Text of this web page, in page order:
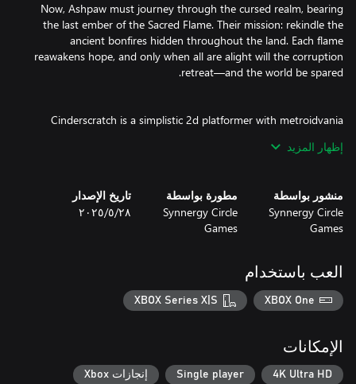
Now, Ashpaw must journey through the cursed realm, bearing
the last ember of the Sacred Flame. Their mission: rekindle the
ancient bonfires hidden throughout the land. Each flame
reawakens hope, and only when all are alight will the corruption
Cinderscratch is a simplistic 2d platformer with metroidvania
abandoned castle of Cinderscratch and kindle all the sacred
monsters blocking the way to the bonfires. Not only that, the
player must face bosses, elite monsters far stronger than normal
enemies, to progress on the exploration.
إظهار المزيد
منشور بواسطة
Synnergy Circle
Games
مطورة بواسطة
Synnergy Circle
Games
تاريخ الإصدار
٢٨‏/٥‏/٢٠٢٥
العب باستخدام
XBOX One
XBOX Series X|S
الإمكانات
4K Ultra HD
Single player إنجازات Xbox